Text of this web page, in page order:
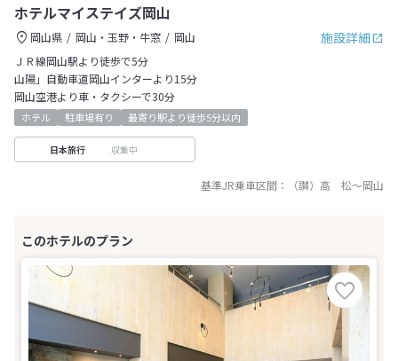
ホテルマイステイズ岡山
施設詳細
岡山県 岡山・玉野・牛窓
岡山
ＪＲ線岡山駅より徒歩で5分
山陽」自動車道岡山インターより15分
岡山空港より車・タクシーで30分
ホテル 駐車場有り 最寄り駅より徒歩5分以内
日本旅行 収集中
基準JR乗車区間： （讃）高 松～岡山